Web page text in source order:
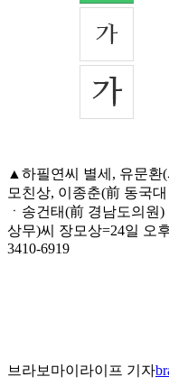
▲하필연씨 별세, 유문환
모친상, 이종춘(前 동국
ㆍ송건태(前 경남도의원
상무)씨 장모상=24일 오
3410-6919
브라보마이라이프 기자